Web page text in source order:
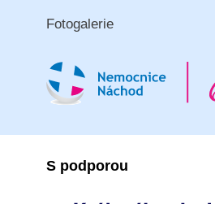
Fotogalerie
S podporou